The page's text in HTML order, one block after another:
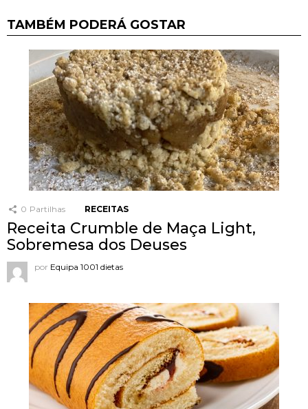
TAMBÉM PODERÁ GOSTAR
0 Partilhas RECEITAS
Receita Crumble de Maça Light,
Sobremesa dos Deuses
por Equipa 1001 dietas